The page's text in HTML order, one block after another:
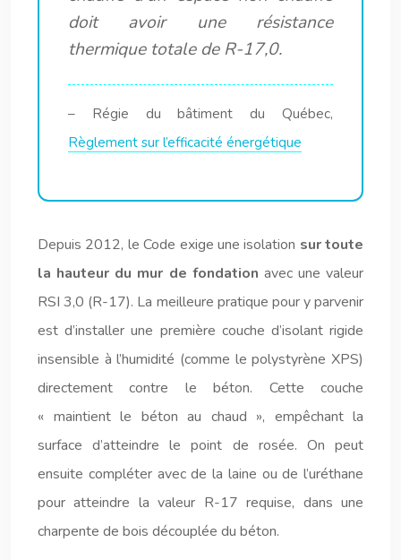
doit avoir une résistance
thermique totale de R-17,0.
– Régie du bâtiment du Québec,
Règlement sur l’efficacité énergétique
Depuis 2012, le Code exige une isolation sur toute
la hauteur du mur de fondation avec une valeur
RSI 3,0 (R-17). La meilleure pratique pour y parvenir
est d’installer une première couche d’isolant rigide
insensible à l’humidité (comme le polystyrène XPS)
directement contre le béton. Cette couche
« maintient le béton au chaud », empêchant la
surface d’atteindre le point de rosée. On peut
ensuite compléter avec de la laine ou de l’uréthane
pour atteindre la valeur R-17 requise, dans une
charpente de bois découplée du béton.